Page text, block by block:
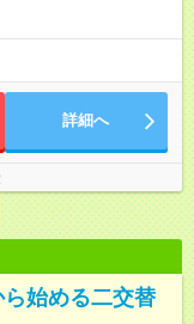
深夜帯 22:00-翌5:00 基
詳細へ
始める二交替